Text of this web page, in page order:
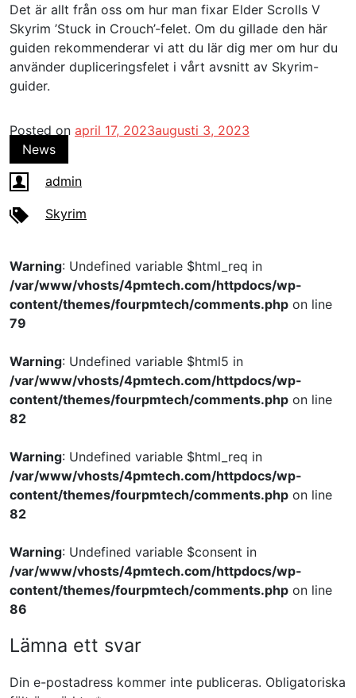
Det är allt från oss om hur man fixar Elder Scrolls V
Skyrim ’Stuck in Crouch’-felet. Om du gillade den här
guiden rekommenderar vi att du lär dig mer om hur du
använder dupliceringsfelet i vårt avsnitt av Skyrim-
guider.
Posted on april 17, 2023augusti 3, 2023
News
admin
Skyrim
Warning: Undefined variable $html_req in
/var/www/vhosts/4pmtech.com/httpdocs/wp-
content/themes/fourpmtech/comments.php on line
79
Warning: Undefined variable $html5 in
/var/www/vhosts/4pmtech.com/httpdocs/wp-
content/themes/fourpmtech/comments.php on line
82
Warning: Undefined variable $html_req in
/var/www/vhosts/4pmtech.com/httpdocs/wp-
content/themes/fourpmtech/comments.php on line
82
Warning: Undefined variable $consent in
/var/www/vhosts/4pmtech.com/httpdocs/wp-
content/themes/fourpmtech/comments.php on line
86
Lämna ett svar
Din e-postadress kommer inte publiceras. Obligatoriska